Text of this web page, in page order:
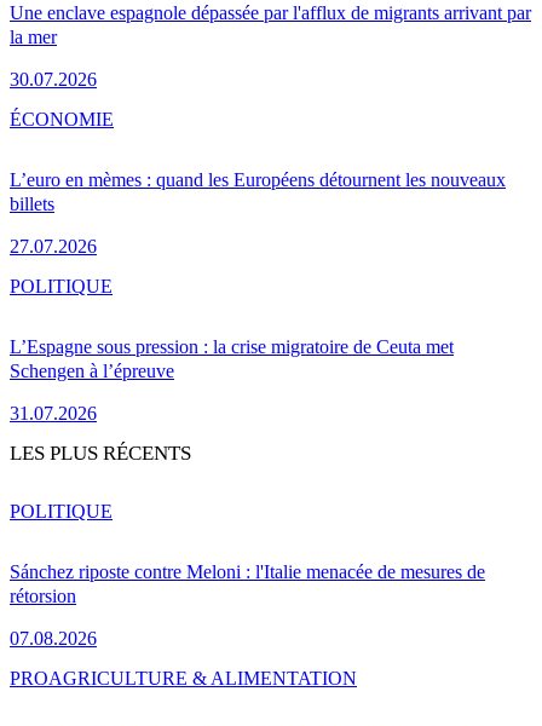
Une enclave espagnole dépassée par l'afflux de migrants arrivant par
la mer
30.07.2026
L’euro en mèmes : quand les Européens détournent les nouveaux
billets
27.07.2026
ÉCONOMIE
L’Espagne sous pression : la crise migratoire de Ceuta met
Schengen à l’épreuve
31.07.2026
POLITIQUE
LES PLUS RÉCENTS
Sánchez riposte contre Meloni : l'Italie menacée de mesures de
rétorsion
07.08.2026
POLITIQUE
PROAGRICULTURE & ALIMENTATION